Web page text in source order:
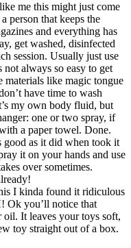
me this might just come
person that keeps the
and everything has
get washed, disinfected
session. Usually just use
always so easy to get
like magic tongue
have time to wash
my own body fluid, but
one or two spray, if
a paper towel. Done.
good as it did when took it
it on your hands and use
over sometimes.
I kinda found it ridiculous
Ok you’ll notice that
oil. It leaves your toys soft,
toy straight out of a box.